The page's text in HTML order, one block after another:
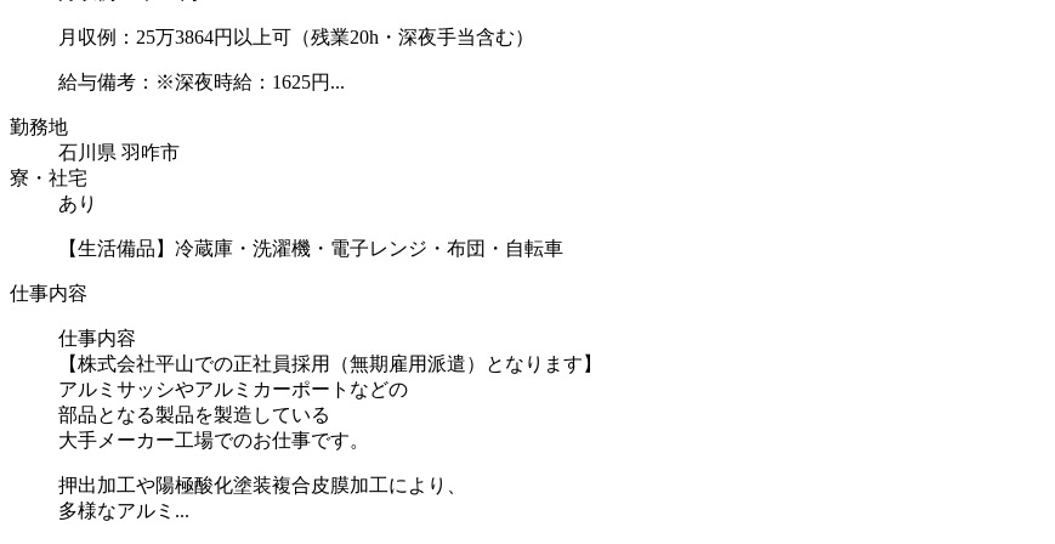
月収例：25万3864円以上可（残業20h・深夜手当含む）
給与備考：※深夜時給：1625円...
勤務地
石川県 羽咋市
寮・社宅
あり
【生活備品】冷蔵庫・洗濯機・電子レンジ・布団・自転車
仕事内容
仕事内容
【株式会社平山での正社員採用（無期雇用派遣）となります】
アルミサッシやアルミカーポートなどの
部品となる製品を製造している
大手メーカー工場でのお仕事です。
押出加工や陽極酸化塗装複合皮膜加工により、
多様なアルミ...